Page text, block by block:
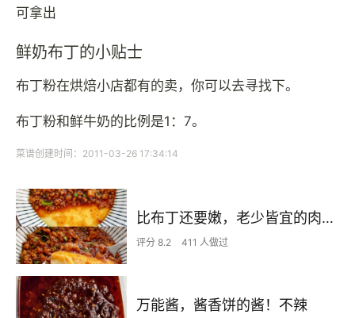
可拿出
鲜奶布丁的小贴士
布丁粉在烘焙小店都有的卖，你可以去寻找下。
布丁粉和鲜牛奶的比例是1：7。
菜谱创建时间：2011-03-26 17:34:14
比布丁还要嫩，老少皆宜的肉沫蒸蛋
评分 8.2 411 人做过
万能酱，酱香饼的酱！不辣